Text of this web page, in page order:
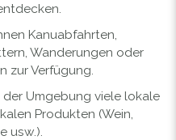
Kanuabfahrten,
Wanderungen oder
zur Verfügung.
Umgebung viele lokale
Produkten (Wein,
usw.).